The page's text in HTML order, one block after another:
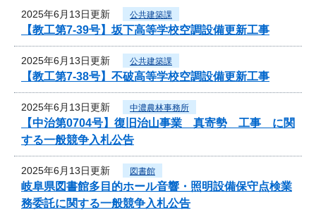
2025年6月13日更新 公共建築課
【教工第7-39号】坂下高等学校空調設備更新工事
2025年6月13日更新 公共建築課
【教工第7-38号】不破高等学校空調設備更新工事
2025年6月13日更新 中濃農林事務所
【中治第0704号】復旧治山事業 真寄勢 工事 に関
する一般競争入札公告
2025年6月13日更新 図書館
岐阜県図書館多目的ホール音響・照明設備保守点検業
務委託に関する一般競争入札公告